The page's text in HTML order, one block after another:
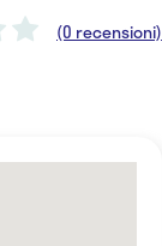
(0 recensioni)